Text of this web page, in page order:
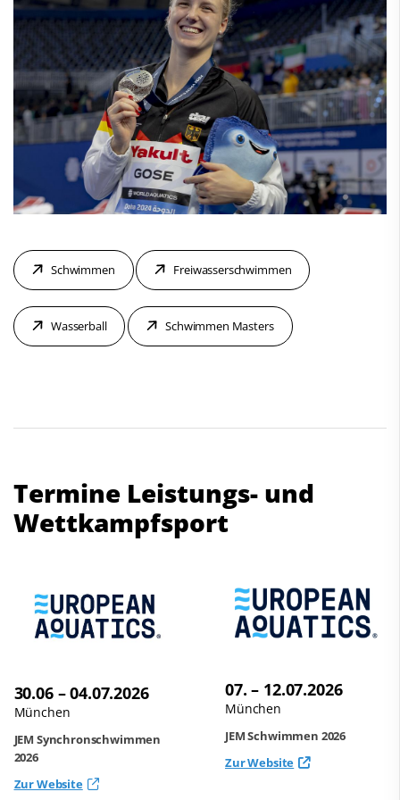
Schwimmen Freiwasserschwimmen
Wasserball Schwimmen Masters
Termine Leistungs- und
Wettkampfsport
30.06 – 04.07.2026
München
JEM Synchronschwimmen
2026
Zur Website
07. – 12.07.2026
München
JEM Schwimmen 2026
Zur Website